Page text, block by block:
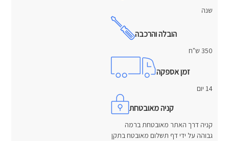
שנה
הובלה והרכבה
350 ש"ח
זמן אספקה
14 יום
קניה מאובטחת
קניה דרך האתר מאובטחת ברמה
גבוהה על ידי דף תשלום מאובטח בתקן